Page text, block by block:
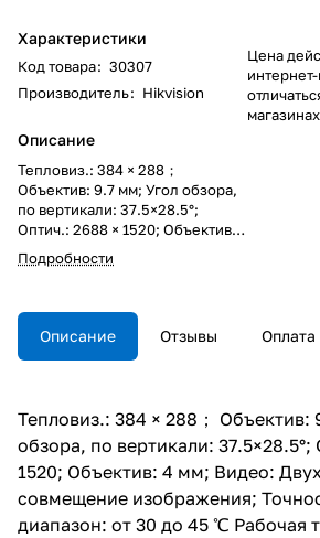
Характеристики
Код товара: 30307
Производитель: Hikvision
Описание
Тепловиз.: 384 × 288；
Объектив: 9.7 мм; Угол обзора,
по вертикали: 37.5×28.5°;
Оптич.: 2688 × 1520; Объектив:
4 мм; Видео: Двухспектральное
совмещение изображения;
диапазон: от 30 до 45 ℃
Рабочая температура: от 10 до
35 ℃ Высота установки: от 1.7
Подробности
Цена
магазинах
Описание Отзывы Оплата
Тепловиз.: 384 × 288； Объектив:
обзора, по вертикали:
1520; Объектив: 4 мм; Видео:
совмещение изображения;
диапазон: от 30 до 45 ℃ Рабочая